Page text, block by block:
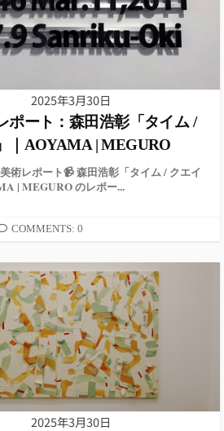
2025年3月30日
ポート：森田浩彰「タイム /
｜AOYAMA | MEGURO
美術レポート📹 森田浩彰「タイム / クエイ
| MEGURO のレポー...
COMMENTS: 0
2025年3月30日